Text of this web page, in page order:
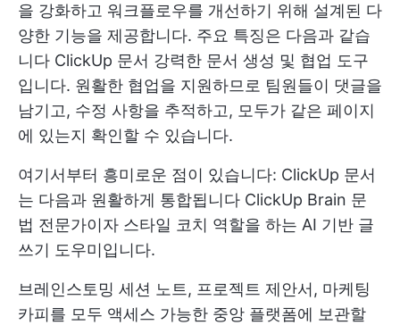
을 강화하고 워크플로우를 개선하기 위해 설계된 다
양한 기능을 제공합니다. 주요 특징은 다음과 같습
니다 ClickUp 문서 강력한 문서 생성 및 협업 도구
입니다. 원활한 협업을 지원하므로 팀원들이 댓글을
남기고, 수정 사항을 추적하고, 모두가 같은 페이지
에 있는지 확인할 수 있습니다.
여기서부터 흥미로운 점이 있습니다: ClickUp 문서
는 다음과 원활하게 통합됩니다 ClickUp Brain 문
법 전문가이자 스타일 코치 역할을 하는 AI 기반 글
쓰기 도우미입니다.
브레인스토밍 세션 노트, 프로젝트 제안서, 마케팅
카피를 모두 액세스 가능한 중앙 플랫폼에 보관할